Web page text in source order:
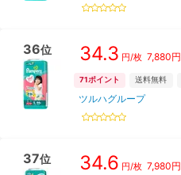
36位 34.3 円/枚 7,880円
71ポイント 送料無料
ツルハグループ
37位 34.6 円/枚 7,980円